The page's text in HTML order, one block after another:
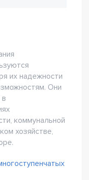
их надежности
Они
коммунальной
хозяйстве,